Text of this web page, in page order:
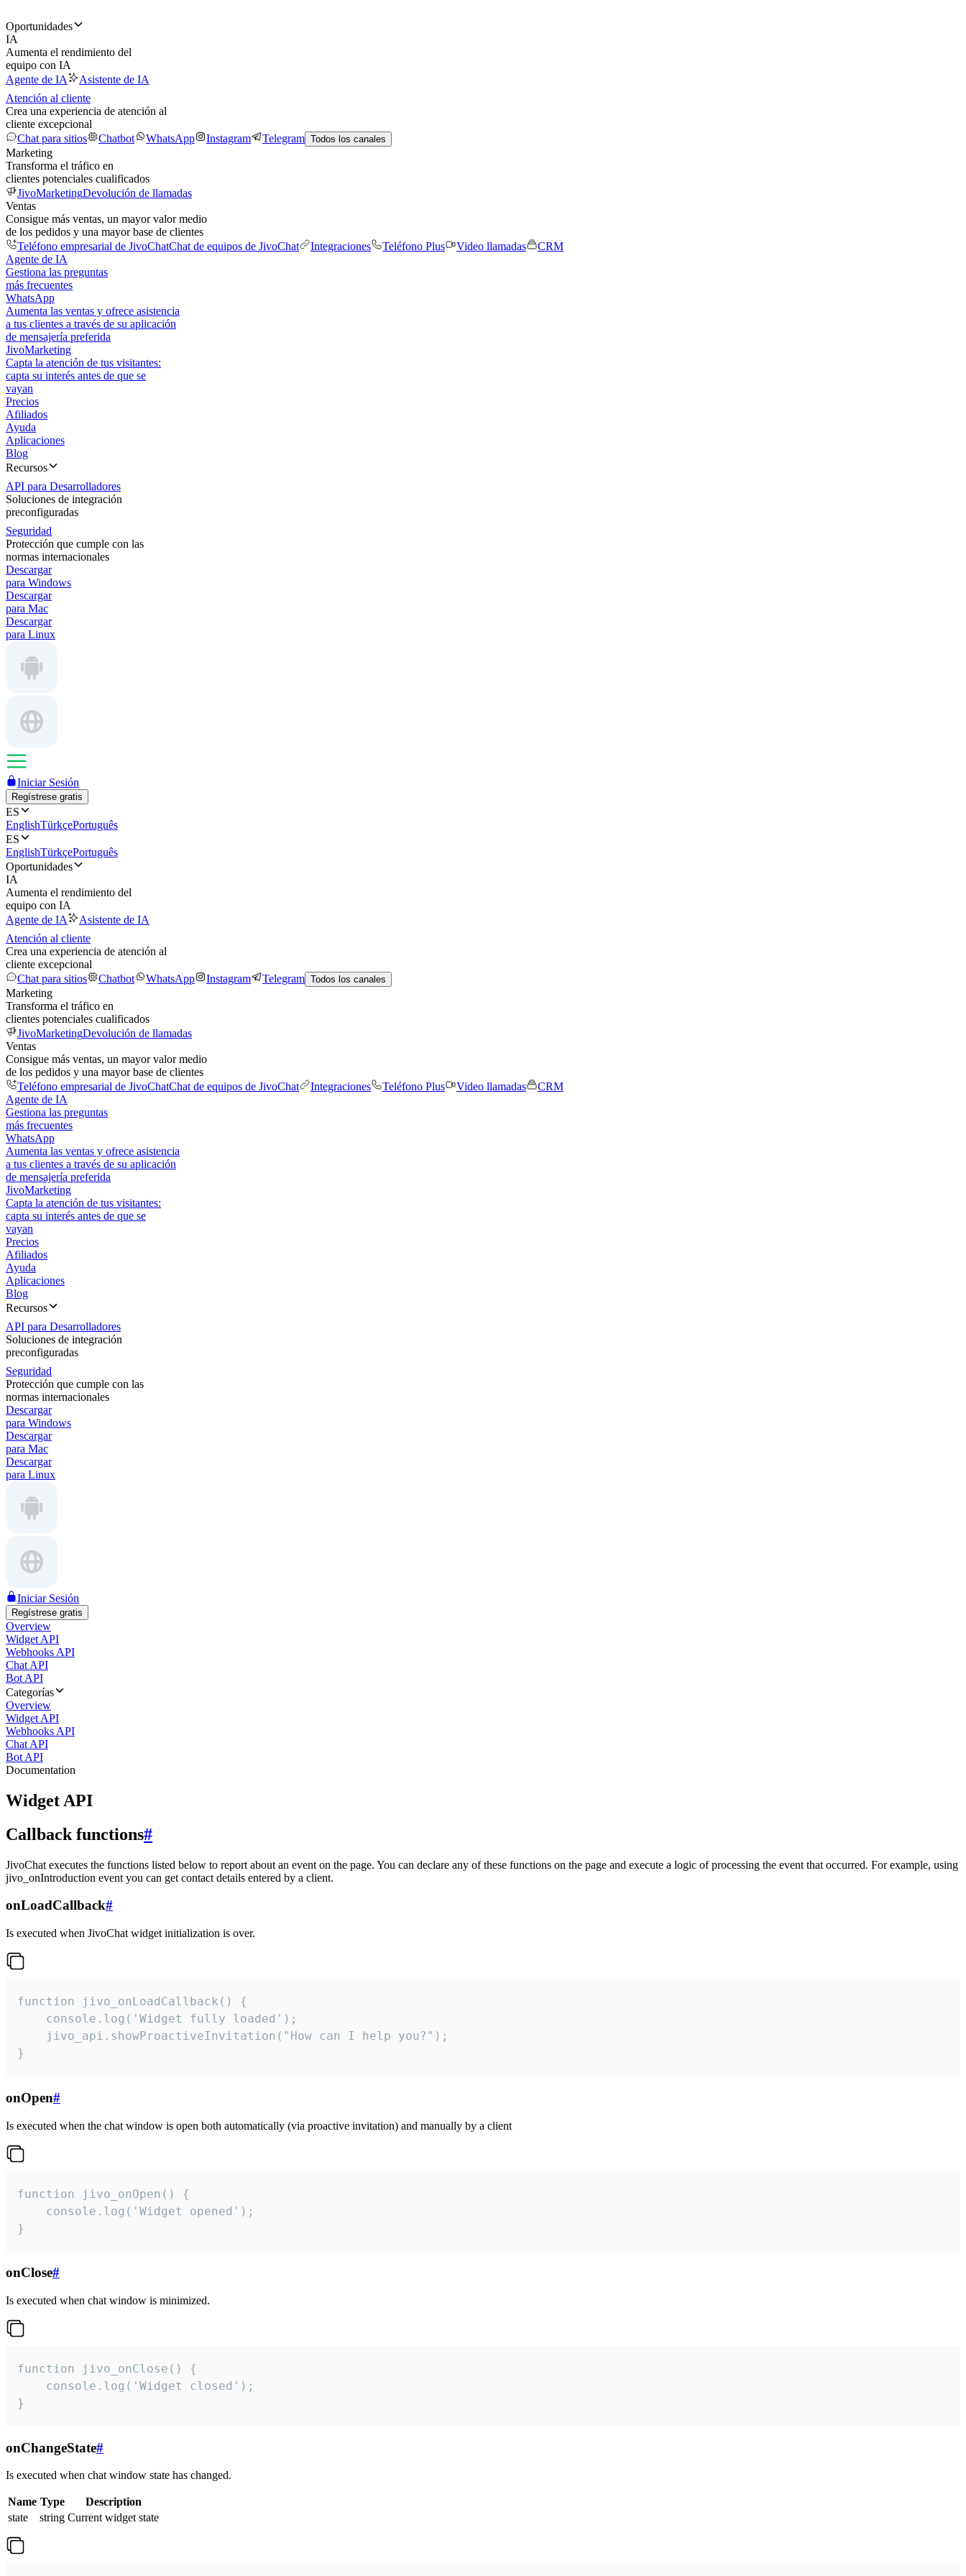
Oportunidades
IA
Aumenta el rendimiento del
equipo con IA
Agente de IA
Asistente de IA
Atención al cliente
Crea una experiencia de atención al
cliente excepcional
Chat para sitios
Chatbot WhatsApp Instagram Telegram Todos los canales
Marketing
Transforma el tráfico en
clientes potenciales cualificados
JivoMarketingDevolución de llamadas
Ventas
Consigue más ventas, un mayor valor medio
de los pedidos y una mayor base de clientes
Teléfono empresarial de JivoChatChat de equipos de JivoChat Integraciones Teléfono Plus Video llamadas
CRM
Agente de IA
Gestiona las preguntas
más frecuentes
WhatsApp
Aumenta las ventas y ofrece asistencia
a tus clientes a través de su aplicación
de mensajería preferida
JivoMarketing
Capta la atención de tus visitantes:
capta su interés antes de que se
vayan
Precios
Afiliados
Ayuda
Aplicaciones
Blog
Recursos
API para Desarrolladores
Soluciones de integración
preconfiguradas
Seguridad
Protección que cumple con las
normas internacionales
Descargar
para Windows
Descargar
para Mac
Descargar
para Linux
Iniciar Sesión
Regístrese gratis
ES
EnglishTürkçePortuguês
ES
EnglishTürkçePortuguês
Oportunidades
IA
Aumenta el rendimiento del
equipo con IA
Agente de IA
Asistente de IA
Atención al cliente
Crea una experiencia de atención al
cliente excepcional
Chat para sitios
Chatbot WhatsApp Instagram Telegram Todos los canales
Marketing
Transforma el tráfico en
clientes potenciales cualificados
JivoMarketingDevolución de llamadas
Ventas
Consigue más ventas, un mayor valor medio
de los pedidos y una mayor base de clientes
Teléfono empresarial de JivoChatChat de equipos de JivoChat Integraciones Teléfono Plus Video llamadas
CRM
Agente de IA
Gestiona las preguntas
más frecuentes
WhatsApp
Aumenta las ventas y ofrece asistencia
a tus clientes a través de su aplicación
de mensajería preferida
JivoMarketing
Capta la atención de tus visitantes:
capta su interés antes de que se
vayan
Precios
Afiliados
Ayuda
Aplicaciones
Blog
Recursos
API para Desarrolladores
Soluciones de integración
preconfiguradas
Seguridad
Protección que cumple con las
normas internacionales
Descargar
para Windows
Descargar
para Mac
Descargar
para Linux
Iniciar Sesión
Regístrese gratis
Overview
Widget API
Webhooks API
Chat API
Bot API
Categorías
Overview
Widget API
Webhooks API
Chat API
Bot API
Documentation
Widget API
Callback functions#
JivoChat executes the functions listed below to report about an event on the page. You can declare any of these functions on the page and execute a logic of processing the event that occurred. For example, using
jivo_onIntroduction event you can get contact details entered by a client.
onLoadCallback#
Is executed when JivoChat widget initialization is over.
function jivo_onLoadCallback() {
    console.log('Widget fully loaded');
    jivo_api.showProactiveInvitation("How can I help you?");
}
onOpen#
Is executed when the chat window is open both automatically (via proactive invitation) and manually by a client
function jivo_onOpen() {
    console.log('Widget opened');
}
onClose#
Is executed when chat window is minimized.
function jivo_onClose() {
    console.log('Widget closed');
}
onChangeState#
Is executed when chat window state has changed.
Name Type
Description
state
string Current widget state